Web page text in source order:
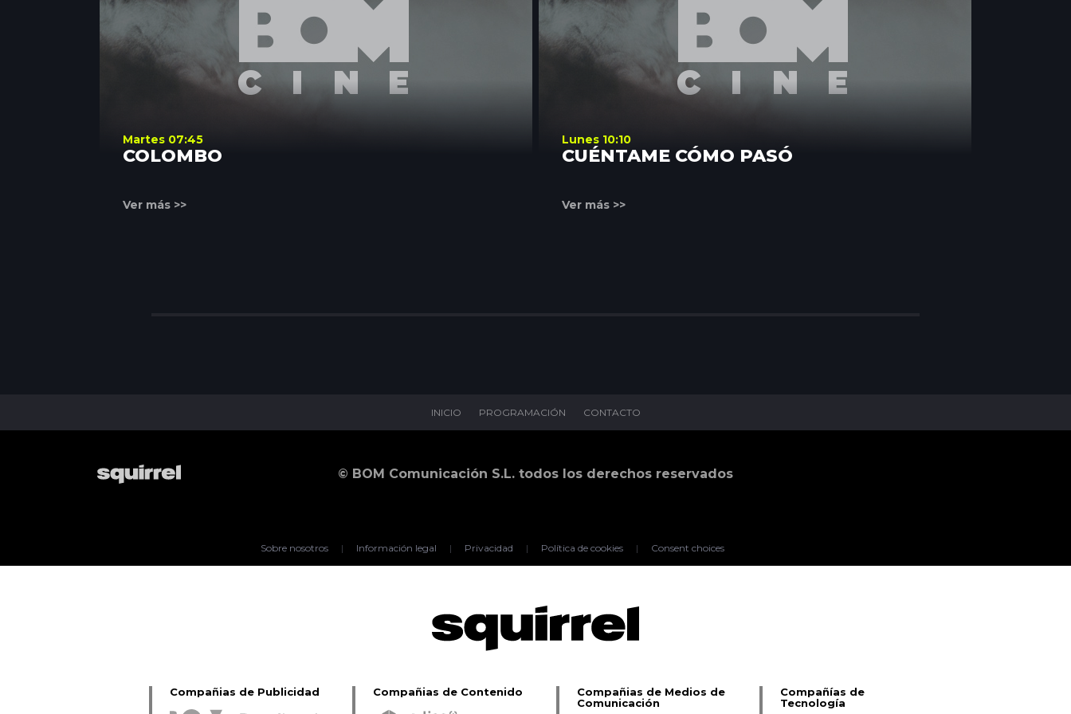
Martes 07:45
COLOMBO
Ver más >>
Lunes 10:10
CUÉNTAME CÓMO PASÓ
Ver más >>
INICIO PROGRAMACIÓN CONTACTO
© BOM Comunicación S.L. todos los derechos reservados
Sobre nosotros | Información legal | Privacidad | Política de cookies | Consent choices
Compañias de Publicidad Compañias de Contenido
Compañias de Medios de
Comunicación
Compañías de
Tecnología